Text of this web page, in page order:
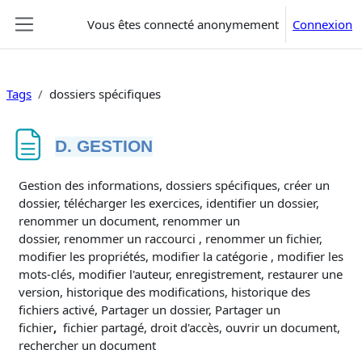
Vous êtes connecté anonymement Connexion
Tags dossiers spécifiques
D. GESTION
Conditions d’achèvement
Gestion des informations, dossiers spécifiques, créer un
dossier, télécharger les exercices, identifier un dossier,
renommer un document, renommer un
dossier, renommer un raccourci , renommer un fichier,
modifier les propriétés, modifier la catégorie , modifier les
mots-clés, modifier l'auteur, enregistrement, restaurer une
version, historique des modifications, historique des
fichiers activé, Partager un dossier, Partager un
fichier, fichier partagé, droit d'accès, ouvrir un document,
rechercher un document